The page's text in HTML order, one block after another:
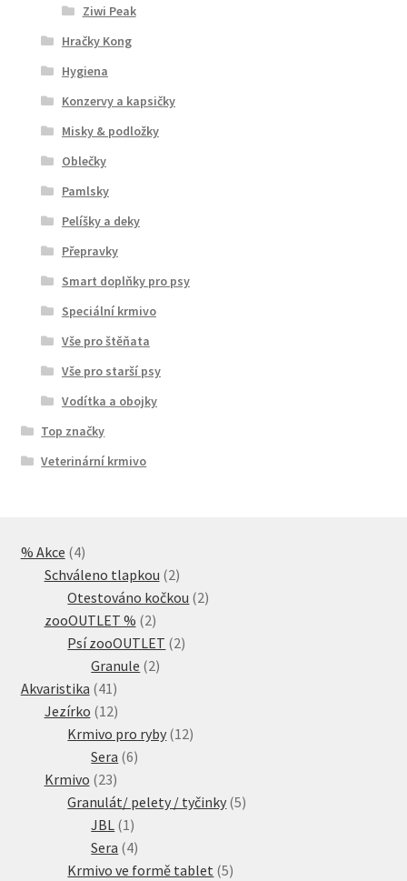
Ziwi Peak
Hračky Kong
Hygiena
Konzervy a kapsičky
Misky & podložky
Oblečky
Pamlsky
Pelíšky a deky
Přepravky
Smart doplňky pro psy
Speciální krmivo
Vše pro štěňata
Vše pro starší psy
Vodítka a obojky
Top značky
Veterinární krmivo
% Akce 44
produkty
Schváleno tlapkou 22
produkty
Otestováno kočkou 22
zooOUTLET % 22
produkty
Psí zooOUTLET 22
Granule 22
Akvaristika 41 41
produktů
Jezírko 1212
produktů
Krmivo pro ryby 1212
Sera 66
Krmivo 2323
produktů
Granulát/ pelety / tyčinky 55
JBL 1 1
produkt
Sera 44
produkty
Krmivo ve formě tablet 55